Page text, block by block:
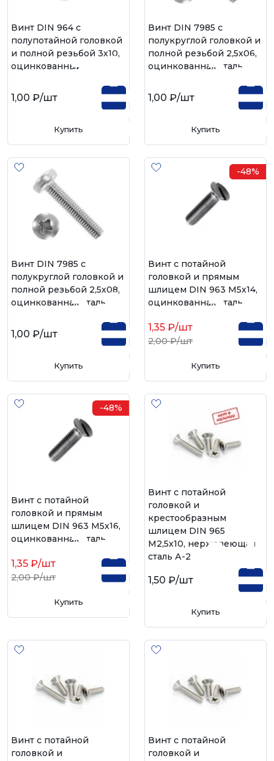
Винт DIN 964 с
полупотайной головкой
и полной резьбой 3х10,
оцинкованный
1,00 ₽/шт
Купить
Винт DIN 7985 с
полукруглой головкой и
полной резьбой 2,5х06,
оцинкованная сталь
1,00 ₽/шт
Купить
Винт DIN 7985 с
полукруглой головкой и
полной резьбой 2,5х08,
оцинкованная сталь
1,00 ₽/шт
Купить
Винт с потайной
головкой и прямым
шлицем DIN 963 М5х14,
оцинкованная сталь
1,35 ₽/шт
2,00 ₽/шт
-48%
Купить
Винт с потайной
головкой и прямым
шлицем DIN 963 М5х16,
оцинкованная сталь
1,35 ₽/шт
2,00 ₽/шт
-48%
Купить
Винт с потайной
головкой и
крестообразным
шлицем DIN 965
М2,5х10, нержавеющая
сталь А-2
1,50 ₽/шт
Купить
Винт с потайной
головкой и
Винт с потайной
головкой и